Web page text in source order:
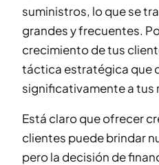
suministros, lo que se
grandes y frecuentes.
crecimiento de tus
táctica estratégica que
significativamente a tus
Está claro que ofrecer
clientes puede brindar
pero la decisión de